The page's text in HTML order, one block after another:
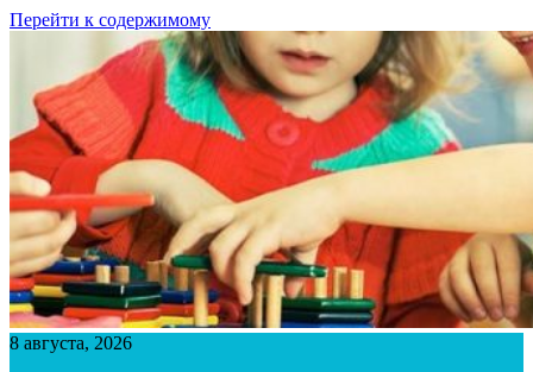
Перейти к содержимому
8 августа, 2026